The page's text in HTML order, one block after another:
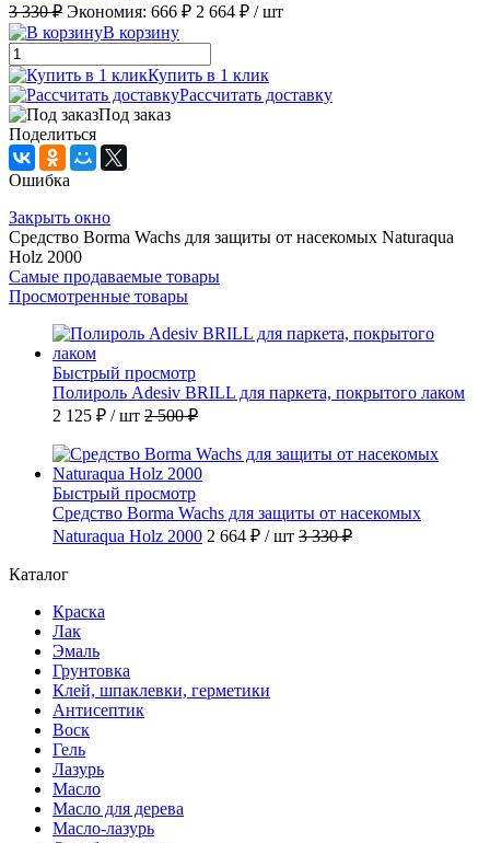
3 330 ₽ Экономия: 666 ₽ 2 664 ₽ / шт
В корзину
Купить в 1 клик
Рассчитать доставку
Под заказ
Поделиться
Ошибка
Закрыть окно
Средство Borma Wachs для защиты от насекомых Naturaqua
Holz 2000
Самые продаваемые товары
Просмотренные товары
Быстрый просмотр
Полироль Adesiv BRILL для паркета, покрытого лаком
2 125 ₽ / шт 2 500 ₽
Быстрый просмотр
Средство Borma Wachs для защиты от насекомых
Naturaqua Holz 2000 2 664 ₽ / шт 3 330 ₽
Каталог
Краска
Лак
Эмаль
Грунтовка
Клей, шпаклевки, герметики
Антисептик
Воск
Гель
Лазурь
Масло
Масло для дерева
Масло-лазурь